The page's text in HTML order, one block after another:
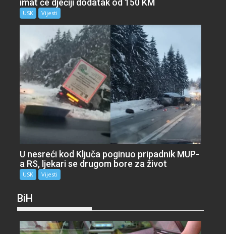
USK Vijesti
U nesreći kod Ključa poginuo pripadnik MUP-
a RS, ljekari se drugom bore za život
USK Vijesti
BiH